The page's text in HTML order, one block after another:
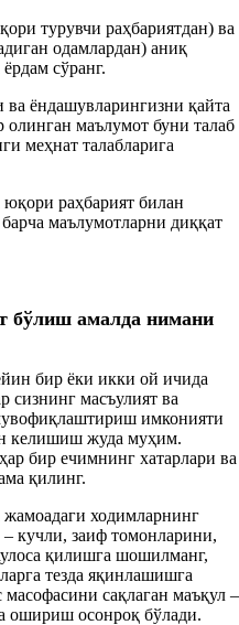
турувчи раҳбариятдан) ва
одамлардан) аниқ
сўранг.
ва ёндашувларингизни қайта
олинган маълумот буни талаб
меҳнат талабларига
раҳбарият билан
маълумотларни диққат
бўлиш амалда нимани
бир ёки икки ой ичида
сизнинг масъулият ва
имконияти
келишиш жуда муҳим.
бир ечимнинг хатарлари ва
қилинг.
ходимларнинг
кучли, заиф томонларини,
қилишга шошилманг,
тезда яқинлашишга
сақлаган маъқул –
ошириш осонроқ бўлади.